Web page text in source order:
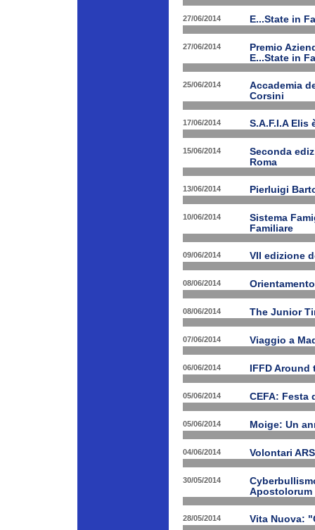
27/06/2014 E...State in
27/06/2014
Premio
E...State in
25/06/2014
Accademia
Corsini
17/06/2014 S.A.F.I.A Elis
15/06/2014
Seconda
Roma
13/06/2014 Pierluigi
10/06/2014
Sistema
Familiare
09/06/2014 VII edizione
08/06/2014
08/06/2014 The Junior
07/06/2014 Viaggio a
06/06/2014 IFFD
05/06/2014 CEFA: Festa
05/06/2014 Moige: Un
04/06/2014 Volontari
30/05/2014
Apostolorum
28/05/2014 Vita Nuova: